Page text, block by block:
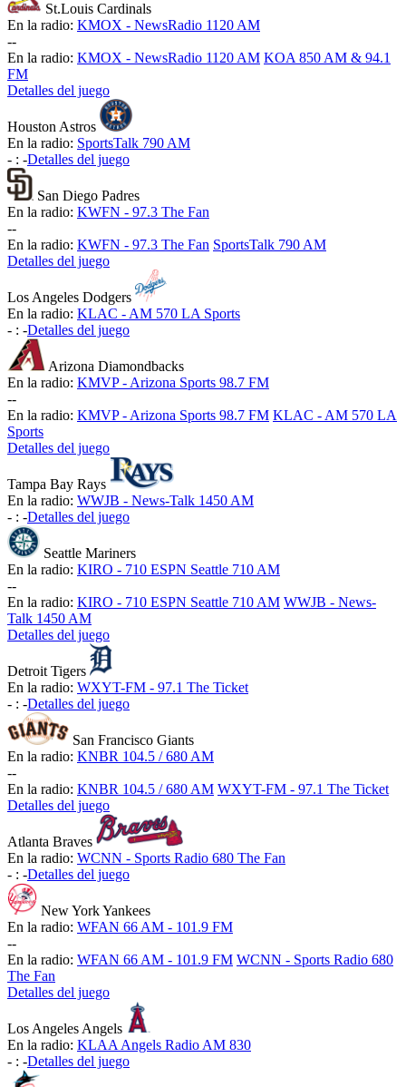
St.Louis Cardinals
En la radio: KMOX - NewsRadio 1120 AM
--
En la radio: KMOX - NewsRadio 1120 AM KOA 850 AM & 94.1
FM
Detalles del juego
Houston Astros
En la radio: SportsTalk 790 AM
- : -Detalles del juego
San Diego Padres
En la radio: KWFN - 97.3 The Fan
--
En la radio: KWFN - 97.3 The Fan SportsTalk 790 AM
Detalles del juego
Los Angeles Dodgers
En la radio: KLAC - AM 570 LA Sports
- : -Detalles del juego
Arizona Diamondbacks
En la radio: KMVP - Arizona Sports 98.7 FM
--
En la radio: KMVP - Arizona Sports 98.7 FM KLAC - AM 570 LA
Sports
Detalles del juego
Tampa Bay Rays
En la radio: WWJB - News-Talk 1450 AM
- : -Detalles del juego
Seattle Mariners
En la radio: KIRO - 710 ESPN Seattle 710 AM
--
En la radio: KIRO - 710 ESPN Seattle 710 AM WWJB - News-
Talk 1450 AM
Detalles del juego
Detroit Tigers
En la radio: WXYT-FM - 97.1 The Ticket
- : -Detalles del juego
San Francisco Giants
En la radio: KNBR 104.5 / 680 AM
--
En la radio: KNBR 104.5 / 680 AM WXYT-FM - 97.1 The Ticket
Detalles del juego
Atlanta Braves
En la radio: WCNN - Sports Radio 680 The Fan
- : -Detalles del juego
New York Yankees
En la radio: WFAN 66 AM - 101.9 FM
--
En la radio: WFAN 66 AM - 101.9 FM WCNN - Sports Radio 680
The Fan
Detalles del juego
Los Angeles Angels
En la radio: KLAA Angels Radio AM 830
- : -Detalles del juego